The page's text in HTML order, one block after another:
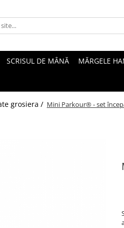
SCRISUL DE MÂNĂ MĂRGELE
grosiera / Mini Parkour® - set